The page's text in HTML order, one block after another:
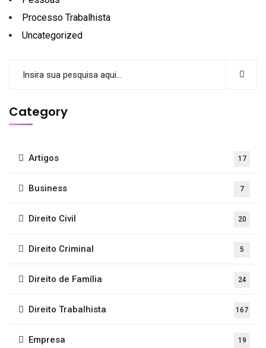
Processo Trabalhista
Uncategorized
Category
Artigos 17
Business 7
Direito Civil 20
Direito Criminal 5
Direito de Família 24
Direito Trabalhista 167
Empresa 19